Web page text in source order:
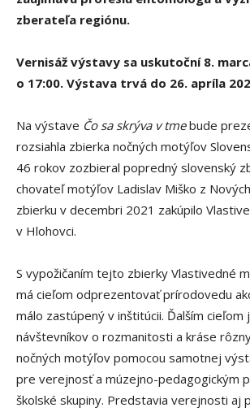
zberateľa regiónu.
Vernisáž výstavy sa uskutoční 8.
o 17:00. Výstava trvá do 26. apríla
Na výstave Čo sa skrýva v tmebude
rozsiahla zbierka nočných motýľov
46 rokov zozbieral popredný slovenský
chovateľ motýľov Ladislav Miško z
zbierku v decembri 2021 zakúpilo
v Hlohovci.
S vypožičaním tejto zbierky Vlastivedné
má cieľom odprezentovať prírodovedu
málo zastúpený v inštitúcii. Ďalším cieľom
návštevníkov o rozmanitosti a kráse
nočných motýľov pomocou samotnej
pre verejnosť a múzejno-pedagogickým
školské skupiny. Predstavia verejnosti aj